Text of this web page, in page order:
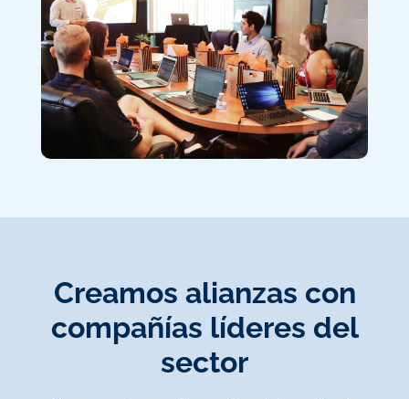
Creamos alianzas con
compañías líderes del
sector